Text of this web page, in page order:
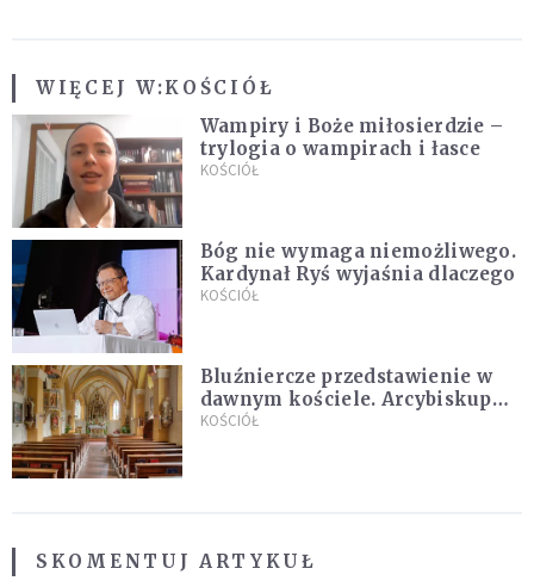
WIĘCEJ W:KOŚCIÓŁ
Wampiry i Boże miłosierdzie –
trylogia o wampirach i łasce
KOŚCIÓŁ
Bóg nie wymaga niemożliwego.
Kardynał Ryś wyjaśnia dlaczego
KOŚCIÓŁ
Bluźniercze przedstawienie w
dawnym kościele. Arcybiskup
stanowczo reaguje
KOŚCIÓŁ
SKOMENTUJ ARTYKUŁ